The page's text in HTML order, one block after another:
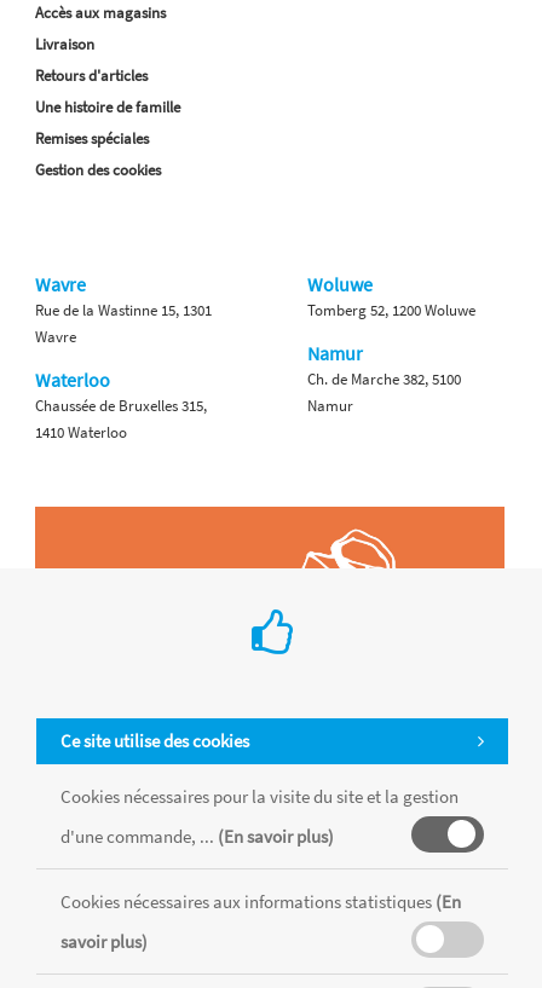
Ce site utilise des cookies
Cookies nécessaires pour la visite du site et la gestion
d'une commande, ... (En savoir plus)
Cookies nécessaires aux informations statistiques (En
savoir plus)
Accès aux magasins
Livraison
Retours d'articles
Une histoire de famille
Remises spéciales
Gestion des cookies
Wavre
Rue de la Wastinne 15, 1301
Wavre
Waterloo
Chaussée de Bruxelles 315,
1410 Waterloo
Woluwe
Tomberg 52, 1200 Woluwe
Namur
Ch. de Marche 382, 5100
Namur
Tous les produits sont vendus dans la limite des stocks disponibles de
chaque magasin, toutes taxes comprises.